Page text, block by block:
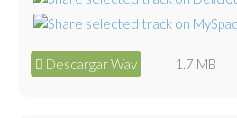
Descargar Wav 1.7 MB